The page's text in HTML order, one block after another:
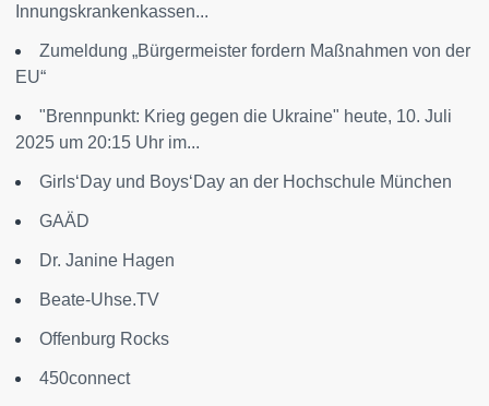
Innungskrankenkassen...
Zumeldung „Bürgermeister fordern Maßnahmen von der
EU“
"Brennpunkt: Krieg gegen die Ukraine" heute, 10. Juli
2025 um 20:15 Uhr im...
Girls‘Day und Boys‘Day an der Hochschule München
GAÄD
Dr. Janine Hagen
Beate-Uhse.TV
Offenburg Rocks
450connect